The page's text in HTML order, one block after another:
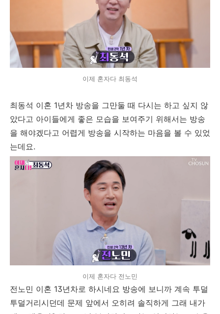
이제 혼자다 최동석
최동석 이혼 1년차 방송을 그만둘 때 다시는 하고 싶지 않
았다고 아이들에게 좋은 모습을 보여주기 위해서는 방송
을 해야겠다고 어렵게 방송을 시작하는 마음을 볼 수 있었
는데요.
이제 혼자다 전노민
전노민 이혼 13년차로 하시네요 방송에 보니까 계속 투덜
투덜거리시던데 문제 앞에서 오히려 솔직하게 그래 내가